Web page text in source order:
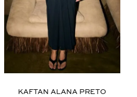
KAFTAN ALANA PRETO